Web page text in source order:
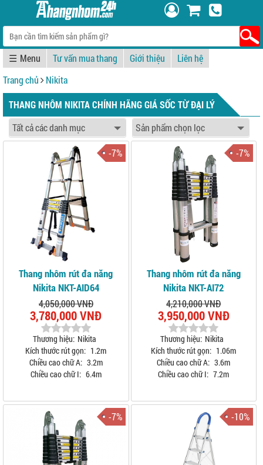
☰ Tư vấn mua thang Giới thiệu
Liên hệ
Trang chủ
Nikita
THANG NHÔM NIKITA CHÍNH HÃNG GIÁ SỐC TỪ ĐẠI LÝ
-7%
Thang nhôm rút đa năng
Nikita NKT-AID64
4,050,000 VNĐ
3,780,000 VNĐ
Thương hiệu: Nikita
Kích thước rút gọn: 1.2m
Chiều cao chữ A: 3.2m
Chiều cao chữ I: 6.4m
-7%
Thang nhôm rút đa năng
Nikita NKT-AI72
4,210,000 VNĐ
3,950,000 VNĐ
Thương hiệu: Nikita
Kích thước rút gọn: 1.06m
Chiều cao chữ A: 3.6m
Chiều cao chữ I: 7.2m
-7% -10%